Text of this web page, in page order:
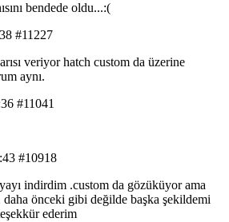
bendede oldu...:(
#11227
veriyor hatch custom da üzerine
aynı.
#11041
#10918
indirdim .custom da gözüküyor ama
daha önceki gibi değilde başka şekildemi
ederim